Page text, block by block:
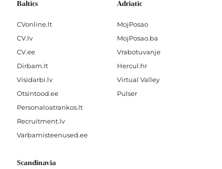
Baltics
CVonline.lt
CV.lv
CV.ee
Dirbam.It
Visidarbi.lv
Otsintood.ee
Personaloatrankos.lt
Recruitment.lv
Varbamisteenused.ee
Adriatic
MojPosao
MojPosao.ba
Vrabotuvanje
Hercul.hr
Virtual Valley
Pulser
Scandinavia